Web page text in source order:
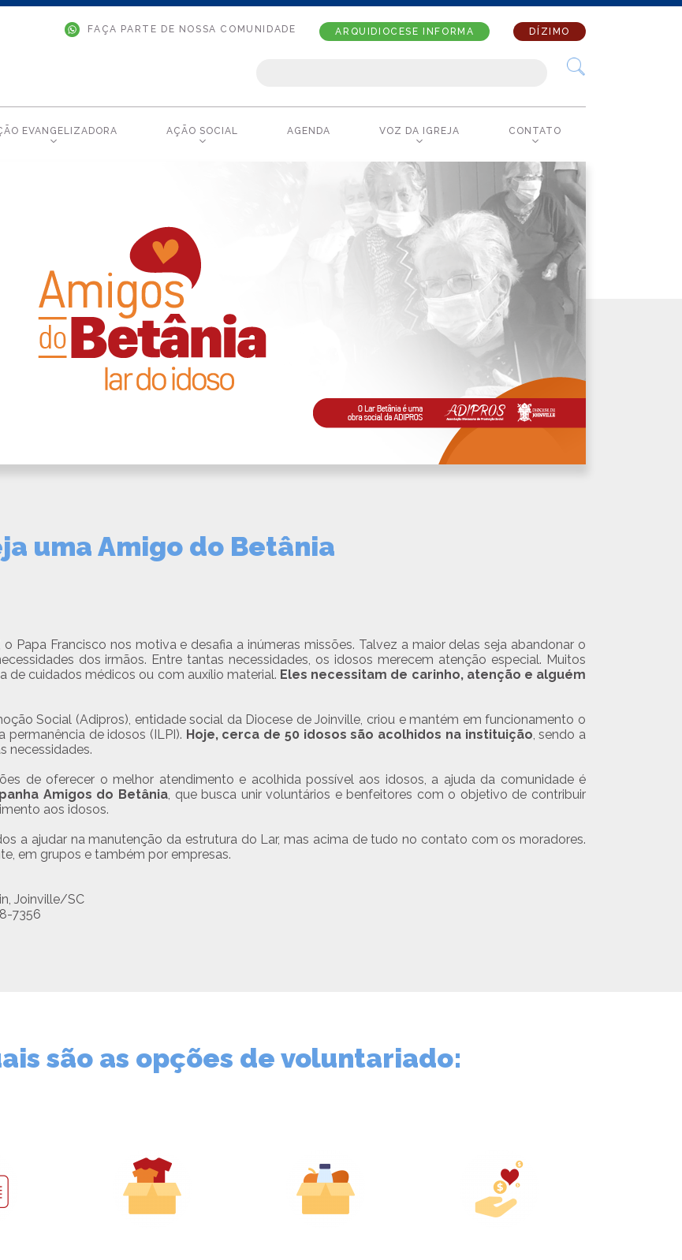
DÍZIMO
ARQUIDIOCESE INFORMA
FAÇA PARTE DE NOSSA COMUNIDADE
EVANGELIZADORA AÇÃO SOCIAL AGENDA VOZ DA IGREJA CONTATO
uma Amigo do Betânia
o Papa Francisco nos motiva e desafia a inúmeras missões. Talvez a maior delas seja abandonar o
dos irmãos. Entre tantas necessidades, os idosos merecem atenção especial. Muitos
de cuidados médicos ou com auxílio material. Eles necessitam de carinho, atenção e alguém
Social (Adipros), entidade social da Diocese de Joinville, criou e mantém em funcionamento o
permanência de idosos (ILPI). Hoje, cerca de 50 idosos são acolhidos na instituição, sendo a
necessidades.
de oferecer o melhor atendimento e acolhida possível aos idosos, a ajuda da comunidade é
Amigos do Betânia, que busca unir voluntários e benfeitores com o objetivo de contribuir
aos idosos.
a ajudar na manutenção da estrutura do Lar, mas acima de tudo no contato com os moradores.
em grupos e também por empresas.
Joinville/SC
7356
são as opções de voluntariado: